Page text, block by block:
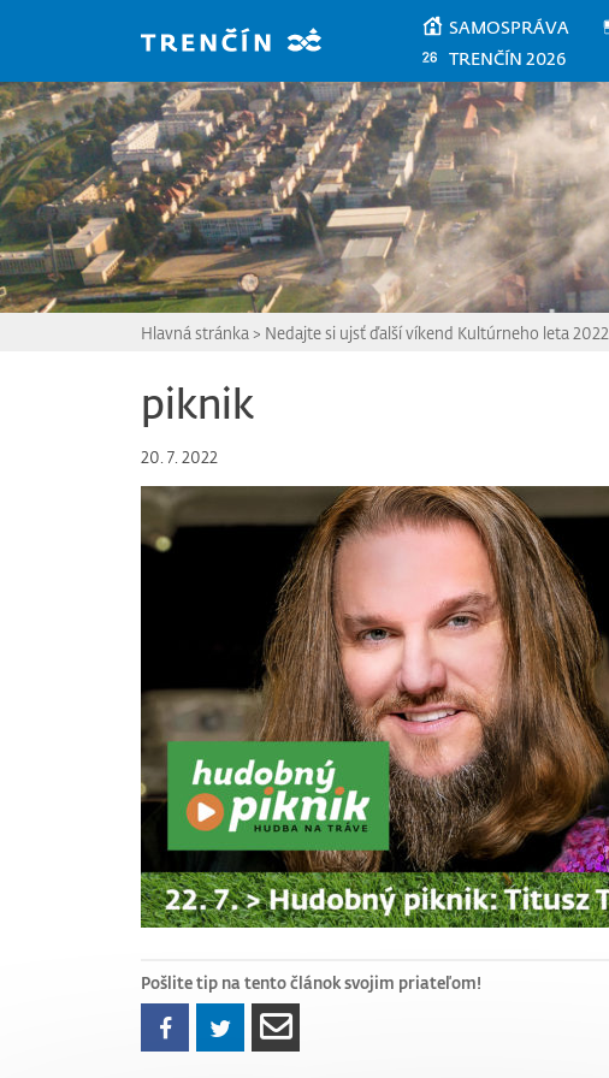
SAMOSPRÁVA
TRENČÍN 2026
Hlavná stránka > Nedajte si ujsť ďalší víkend Kultúrneho leta 2022
piknik
20. 7. 2022
Pošlite tip na tento článok svojim priateľom!